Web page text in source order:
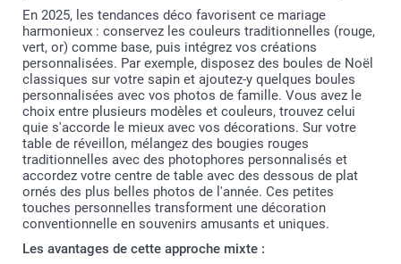
En 2025, les tendances déco favorisent ce mariage
harmonieux : conservez les couleurs traditionnelles (rouge,
vert, or) comme base, puis intégrez vos créations
personnalisées. Par exemple, disposez des boules de Noël
classiques sur votre sapin et ajoutez-y quelques boules
personnalisées avec vos photos de famille. Vous avez le
choix entre plusieurs modèles et couleurs, trouvez celui
quie s'accorde le mieux avec vos décorations. Sur votre
table de réveillon, mélangez des bougies rouges
traditionnelles avec des photophores personnalisés et
accordez votre centre de table avec des dessous de plat
ornés des plus belles photos de l'année. Ces petites
touches personnelles transforment une décoration
conventionnelle en souvenirs amusants et uniques.
Les avantages de cette approche mixte :